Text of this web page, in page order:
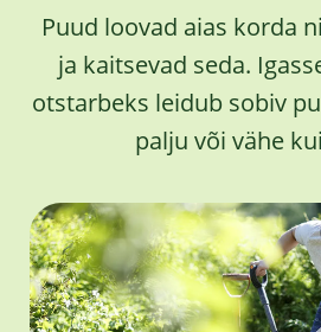
Puud loovad aias korda
ja kaitsevad seda.
otstarbeks leidub sobiv
palju või vähe